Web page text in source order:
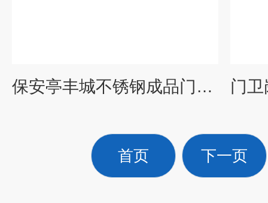
保安亭丰城不锈钢成品门卫保安岗亭房屋定制价格
首页 下一页